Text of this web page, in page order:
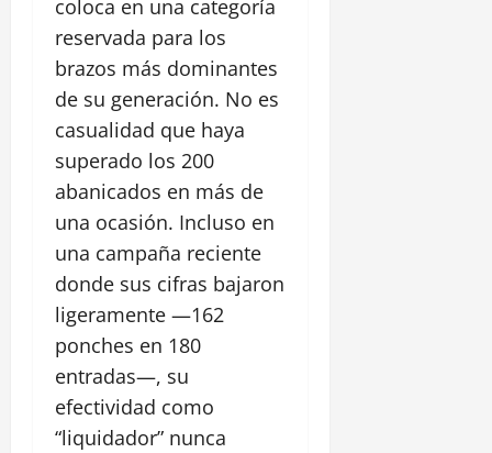
coloca en una categoría
reservada para los
brazos más dominantes
de su generación. No es
casualidad que haya
superado los 200
abanicados en más de
una ocasión. Incluso en
una campaña reciente
donde sus cifras bajaron
ligeramente —162
ponches en 180
entradas—, su
efectividad como
“liquidador” nunca